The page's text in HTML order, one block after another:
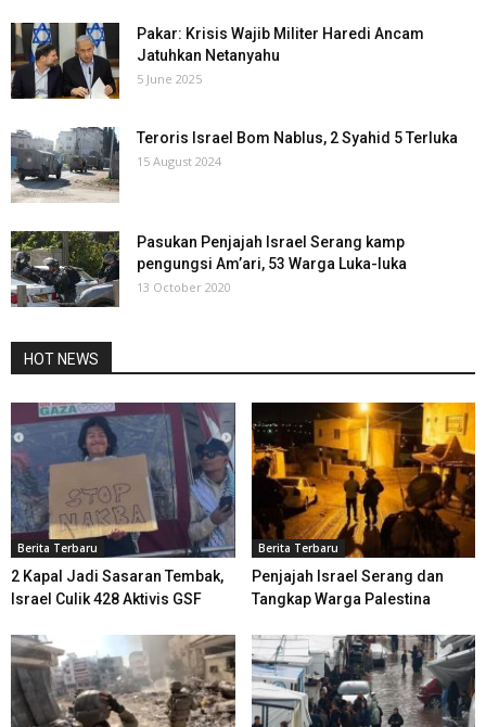
Pakar: Krisis Wajib Militer Haredi Ancam
Jatuhkan Netanyahu
5 June 2025
Teroris Israel Bom Nablus, 2 Syahid 5 Terluka
15 August 2024
Pasukan Penjajah Israel Serang kamp
pengungsi Am’ari, 53 Warga Luka-luka
13 October 2020
HOT NEWS
Berita Terbaru
2 Kapal Jadi Sasaran Tembak,
Israel Culik 428 Aktivis GSF
Berita Terbaru
Penjajah Israel Serang dan
Tangkap Warga Palestina